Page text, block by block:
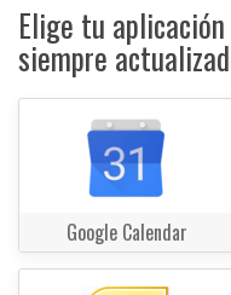
Elige tu
siempre
Google Calendar